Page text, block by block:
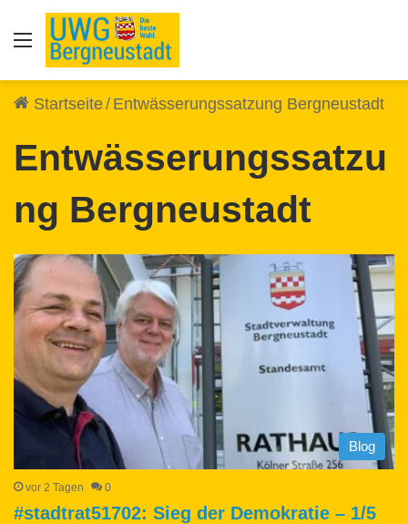
Auswahl
Startseite/ Entwässerungssatzung Bergneustadt
Entwässerungssatzu
ng Bergneustadt
Blog
vor 2 Tagen 0
#stadtrat51702: Sieg der Demokratie – 1/5